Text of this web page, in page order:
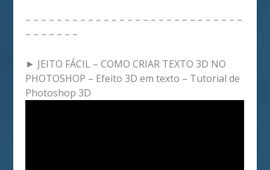
– – – – – – – – – – – – – – – – – – – – – – – – – – – –
– – – – – – –
► JEITO FÁCIL – COMO CRIAR TEXTO 3D NO
PHOTOSHOP – Efeito 3D em texto – Tutorial de
Photoshop 3D